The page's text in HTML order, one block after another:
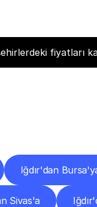
fiyatları
Iğdır'dan
Sivas'a